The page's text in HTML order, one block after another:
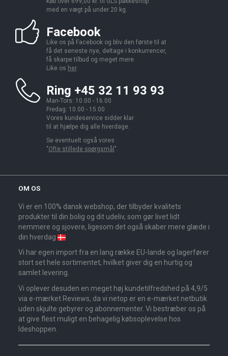
med en vægt på under 20 kg.
Facebook
Like os på Facebook og bliv den første til at
få det seneste nye, deltage i konkurrencer,
få skarpe tilbud og meget mere.
Like os her.
Ring +45 32 11 93 93
Man-Tors: 10.00 - 16.00
Fredag: 10.00 - 15.00
Vores kundeservice sidder klar
til at hjælpe dig alle hverdage.
Se eventuelt også vores
"Ofte stillede spørgsmål ".
OM OS
Vi er en 100% dansk webshop, der tilbyder kvalitets
produkter til din bolig og dit udeliv, som gør livet lidt
nemmere og sjovere, ligesom det også skaber mere glæde i
din hverdag
Vi har egen import fra en lang række EU-lande og lagerfører
stort set hele sortimentet, hvilket giver dig en hurtig og
samlet levering.
Vi oplever desuden en meget høj kundetilfredshed på 4,9/5
via e-mærket Reviews, da vi netop er en e-mærket netbutik
uden skjulte gebyrer og abonnementer. Vi bestræber os på
at give flest muligt en behagelig købsoplevelse hos
Ideshoppen.